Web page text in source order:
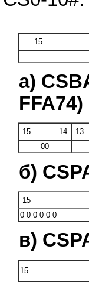
15
а)
FFA74)
15 14 13
00
б)
15
0 0 0 0 0 0
в)
15